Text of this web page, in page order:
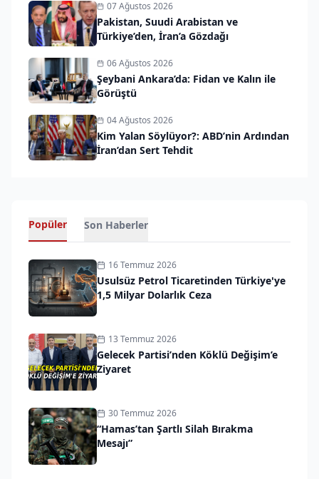
07 Ağustos 2026
Pakistan, Suudi Arabistan ve
Türkiye’den, İran’a Gözdağı
06 Ağustos 2026
Şeybani Ankara’da: Fidan ve Kalın ile
Görüştü
04 Ağustos 2026
Kim Yalan Söylüyor?: ABD’nin Ardından
İran’dan Sert Tehdit
Popüler Son Haberler
16 Temmuz 2026
Usulsüz Petrol Ticaretinden Türkiye'ye
1,5 Milyar Dolarlık Ceza
13 Temmuz 2026
Gelecek Partisi’nden Köklü Değişim’e
Ziyaret
30 Temmuz 2026
“Hamas’tan Şartlı Silah Bırakma
Mesajı”